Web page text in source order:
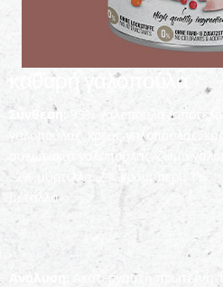
καθαρή γαλοπούλα
Σύνθεση:
93% γαλοπούλα
γαλοπούλας, κρέας γαλοπούλας,
συκωτάκια γαλοπούλας, ζωμό
, 2% μύρτιλλα, 2% κράνμπερι, 1%
μέταλλα
Ανάλυση:
Ακατέργαστη πρωτεΐνη